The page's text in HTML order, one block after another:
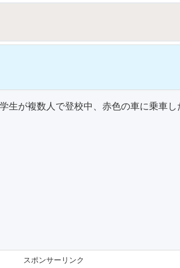
が複数人で登校中、赤色の車に乗車し
スポンサーリンク